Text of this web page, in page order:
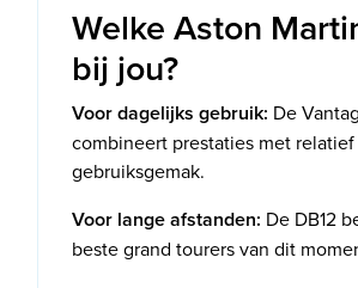
Welke Aston
bij jou?
Voor dagelijks gebruik: De
combineert prestaties met
gebruiksgemak.
Voor lange afstanden: De DB12
beste grand tourers van dit